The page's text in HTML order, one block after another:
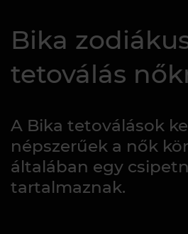
Bika
tetoválás
A Bika tetoválások
népszerűek a nők
általában egy
tartalmaznak.